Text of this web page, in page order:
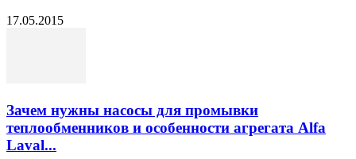
17.05.2015
Зачем нужны насосы для промывки
теплообменников и особенности агрегата Alfa
Laval...